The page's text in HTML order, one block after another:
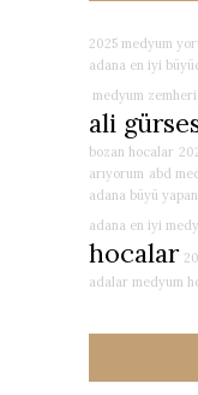
2025 medyum
adana en iyi
medyum zemheri
ali
bozan hocalar
arıyorum abd
adana büyü
adana en iyi
hocalar
adalar medyum